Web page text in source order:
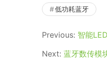
低功耗蓝牙
Previous: 智能
Next: 蓝牙数传模